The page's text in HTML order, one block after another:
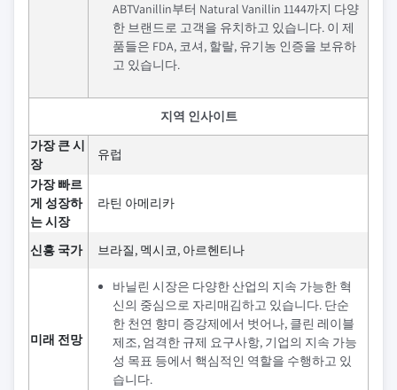
ABTVanillin부터 Natural Vanillin 1144까지 다양
한 브랜드로 고객을 유치하고 있습니다. 이 제
품들은 FDA, 코셔, 할랄, 유기농 인증을 보유하
고 있습니다.
지역 인사이트
가장 큰 시
장
유럽
가장 빠르
게 성장하
는 시장
라틴 아메리카
신흥 국가 브라질, 멕시코, 아르헨티나
미래 전망
바닐린 시장은 다양한 산업의 지속 가능한 혁
신의 중심으로 자리매김하고 있습니다. 단순
한 천연 향미 증강제에서 벗어나, 클린 레이블
제조, 엄격한 규제 요구사항, 기업의 지속 가능
성 목표 등에서 핵심적인 역할을 수행하고 있
습니다.